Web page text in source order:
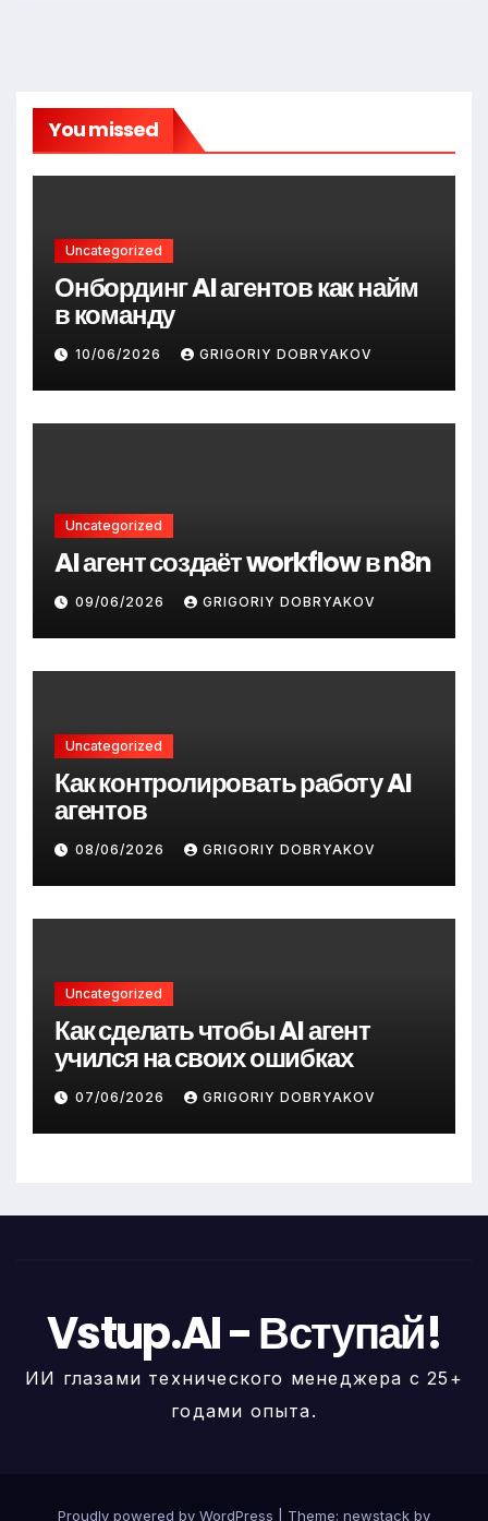
You missed
Uncategorized
Онбординг AI агентов как найм
в команду
10/06/2026 GRIGORIY DOBRYAKOV
Uncategorized
AI агент создаёт workflow в n8n
09/06/2026 GRIGORIY DOBRYAKOV
Uncategorized
Как контролировать работу AI
агентов
08/06/2026 GRIGORIY DOBRYAKOV
Uncategorized
Как сделать чтобы AI агент
учился на своих ошибках
07/06/2026 GRIGORIY DOBRYAKOV
Vstup.AI - Вступай!
ИИ глазами технического менеджера с 25+
годами опыта.
Proudly powered by WordPress Theme: newstack by